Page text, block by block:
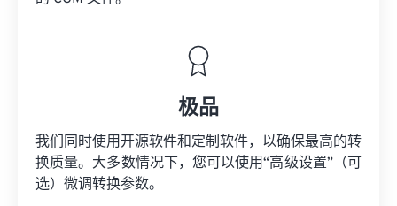
极品
我们同时使用开源软件和定制软件，以确保最高的转
换质量。大多数情况下，您可以使用“高级设置”（可
选）微调转换参数。